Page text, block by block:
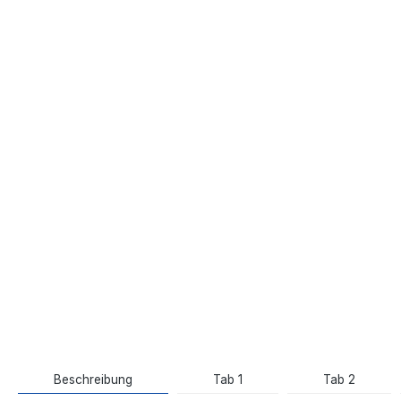
Beschreibung Tab 1 Tab 2